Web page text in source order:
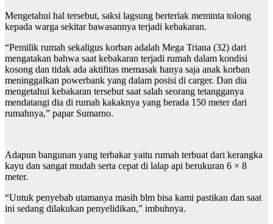
Mengetahui hal tersebut, saksi lagsung berteriak meminta tolong
kepada warga sekitar bawasannya terjadi kebakaran.
“Pemilik rumah sekaligus korban adalah Mega Triana (32) dari
mengatakan bahwa saat kebakaran terjadi rumah dalam kondisi
kosong dan tidak ada aktifitas memasak hanya saja anak korban
meninggalkan powerbank yang dalam posisi di carger. Dan dia
mengetahui kebakaran tersebut saat salah seorang tetangganya
mendatangi dia di rumah kakaknya yang berada 150 meter dari
rumahnya,” papar Sumarno.
Adapun bangunan yang terbakar yaitu rumah terbuat dari kerangka
kayu dan sangat mudah serta cepat di lalap api berukuran 6 × 8
meter.
“Untuk penyebab utamanya masih blm bisa kami pastikan dan saat
ini sedang dilakukan penyelidikan,” imbuhnya.